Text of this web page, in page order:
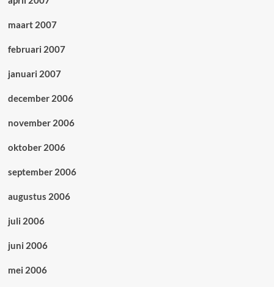
maart 2007
februari 2007
januari 2007
december 2006
november 2006
oktober 2006
september 2006
augustus 2006
juli 2006
juni 2006
mei 2006